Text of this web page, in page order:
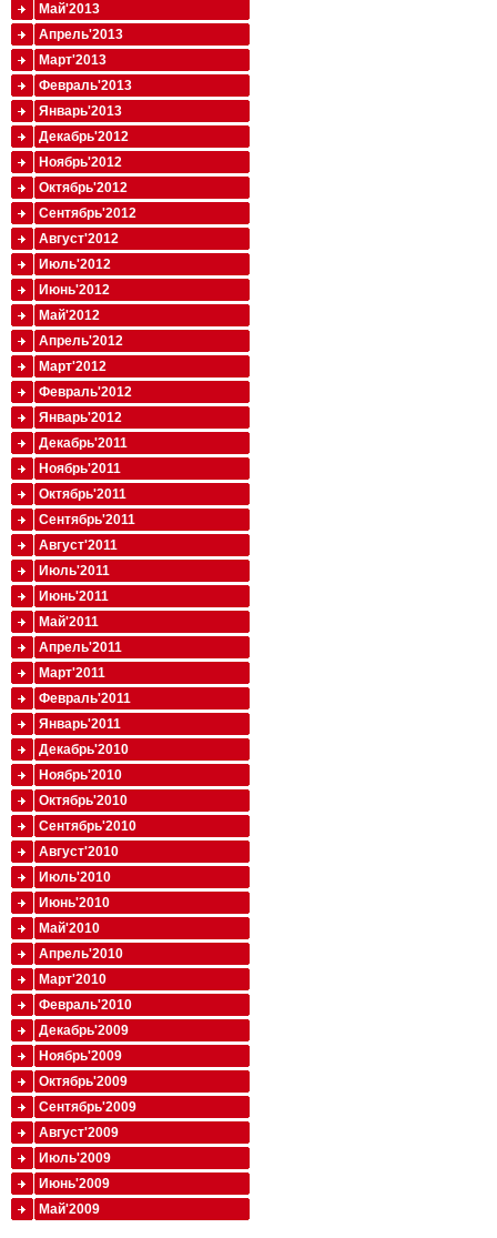
Май'2013
Апрель'2013
Март'2013
Февраль'2013
Январь'2013
Декабрь'2012
Ноябрь'2012
Октябрь'2012
Сентябрь'2012
Август'2012
Июль'2012
Июнь'2012
Май'2012
Апрель'2012
Март'2012
Февраль'2012
Январь'2012
Декабрь'2011
Ноябрь'2011
Октябрь'2011
Сентябрь'2011
Август'2011
Июль'2011
Июнь'2011
Май'2011
Апрель'2011
Март'2011
Февраль'2011
Январь'2011
Декабрь'2010
Ноябрь'2010
Октябрь'2010
Сентябрь'2010
Август'2010
Июль'2010
Июнь'2010
Май'2010
Апрель'2010
Март'2010
Февраль'2010
Декабрь'2009
Ноябрь'2009
Октябрь'2009
Сентябрь'2009
Август'2009
Июль'2009
Июнь'2009
Май'2009